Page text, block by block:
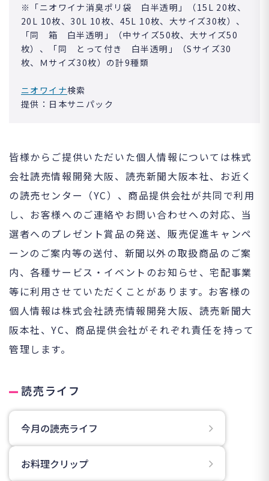
※「ニオワイナ消臭ポリ袋 白半透明」（15L 20枚、
20L 10枚、30L 10枚、45L 10枚、大サイズ30枚）、
「同 箱 白半透明」（中サイズ50枚、大サイズ50
枚）、「同 とって付き 白半透明」（Sサイズ30
枚、Ｍサイズ30枚）の計9種類
ニオワイナ検索
提供：日本サニパック
皆様からご提供いただいた個人情報については株式
会社読売情報開発大阪、読売新聞大阪本社、お近く
の読売センター（YC）、商品提供会社が共同で利用
し、お客様へのご連絡やお問い合わせへの対応、当
選者へのプレゼント賞品の発送、販売促進キャンペ
ーンのご案内等の送付、新聞以外の取扱商品のご案
内、各種サービス・イベントのお知らせ、宅配事業
等に利用させていただくことがあります。お客様の
個人情報は株式会社読売情報開発大阪、読売新聞大
阪本社、YC、商品提供会社がそれぞれ責任を持って
管理します。
読売ライフ
今月の読売ライフ
お料理クリップ